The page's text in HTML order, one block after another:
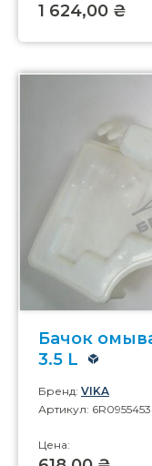
1 624,00 ₴
Бачок
3.5 L
Бренд: VIKA
Артикул:
Цена: